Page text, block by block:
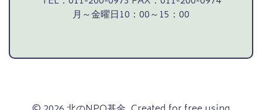
月～金曜日10：00～15：00